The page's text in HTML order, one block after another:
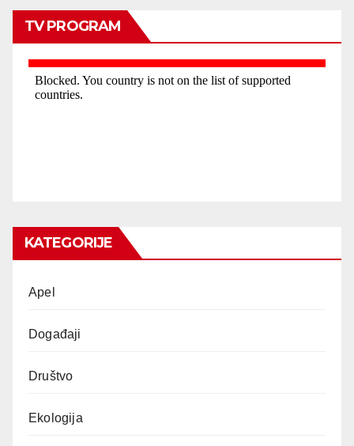
TV PROGRAM
KATEGORIJE
Apel
Događaji
Društvo
Ekologija